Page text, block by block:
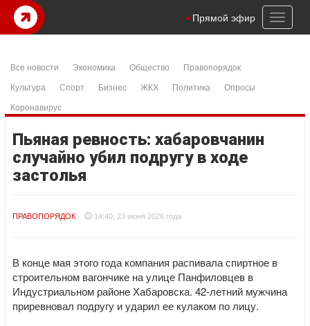
Toggle
Прямой эфир
Все новости Экономика Общество
Правопорядок
Культура
Спорт Бизнес ЖКХ Политика
Опросы
Коронавирус
Пьяная ревность: хабаровчанин
случайно убил подругу в ходе
застолья
ПРАВОПОРЯДОК 14:40, 23 июня 2026 года
В конце мая этого года компания распивала спиртное в
строительном вагончике на улице Панфиловцев в
Индустриальном районе Хабаровска. 42-летний мужчина
приревновал подругу и ударил ее кулаком по лицу.